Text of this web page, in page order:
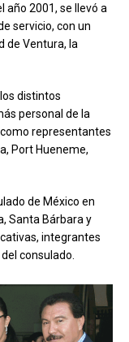
año 2001, se llevó a
servicio, con un
de Ventura, la
distintos
personal de la
representantes
Port Hueneme,
de México en
Santa Bárbara y
integrantes
consulado.